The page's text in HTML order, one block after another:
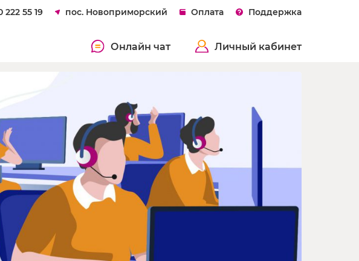
222 55 19 пос. Новоприморский Оплата Поддержка
Онлайн чат Личный кабинет